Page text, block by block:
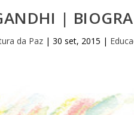
|
da Paz| 30 set, 2015 |